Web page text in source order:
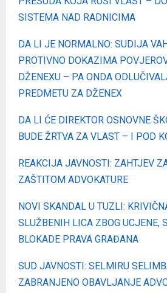
SISTEMA NAD RADNICIMA
DA LI JE NORMALNO: SUDIJA
PROTIVNO DOKAZIMA
DŽENEXU – PA ONDA
PREDMETU ZA DŽENEX
DA LI ĆE DIREKTOR OSNOVNE
BUDE ŽRTVA ZA VLAST – I POD
REAKCIJA JAVNOSTI: ZAHTJEV
ZAŠTITOM ADVOKATURE
NOVI SKANDAL U TUZLI:
SLUŽBENIH LICA ZBOG UCJENE,
BLOKADE PRAVA GRAĐANA
SUD JAVNOSTI: SELMIRU
ZABRANJENO OBAVLJANJE